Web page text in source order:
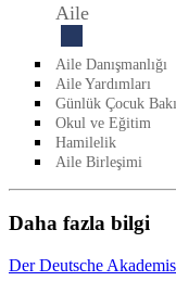
Aile
Aile Danışmanlığı
Aile Yardımları
Günlük Çocuk
Okul ve Eğitim
Hamilelik
Aile Birleşimi
Daha fazla bilgi
Der Deutsche